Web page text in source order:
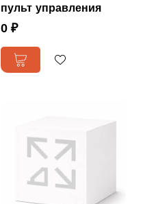
пульт управления
0 ₽